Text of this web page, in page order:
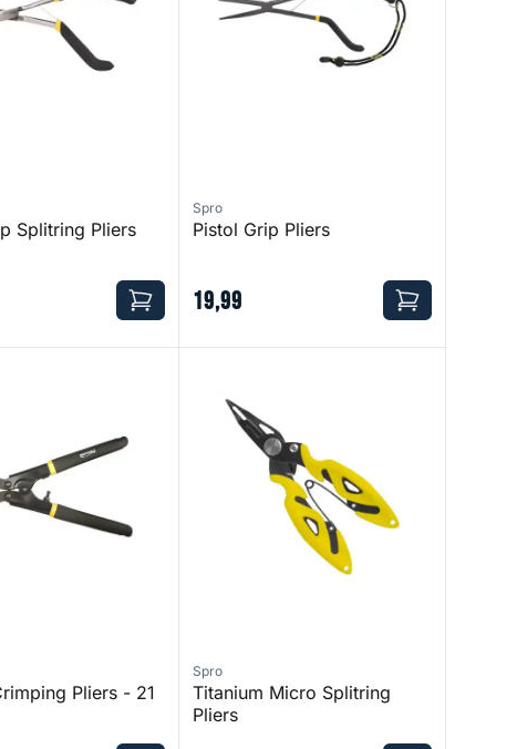
Splitring Pliers
Spro
Pistol Grip Pliers
19,99
Pliers - 21
Spro
Titanium Micro Splitring
Pliers